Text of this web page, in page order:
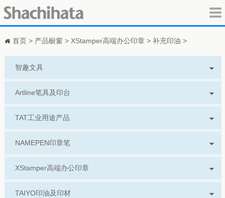
首页> 产品橱窗 > XStamper高端办公印章> 补充印油 >
智趣文具
Artline笔具及印台
TAT工业用途产品
NAMEPEN印章笔
XStamper高端办公印章
TAIYO印油及印材